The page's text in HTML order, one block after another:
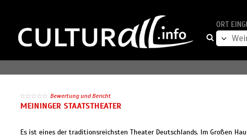
ORT
Bewertung und Bericht
MEININGER STAATSTHEATER
Es ist eines der traditionsreichsten Theater Deutschlands. Im Großen